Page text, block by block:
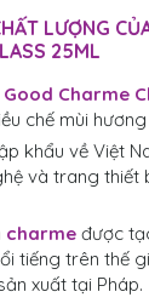
LƯỢNG
25ML
Charme
chế mùi
khẩu về Việt
và trang thiết
charme được
tiếng trên thế
xuất tại Pháp.